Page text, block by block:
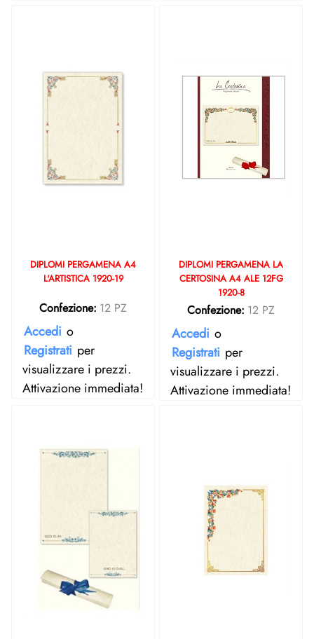
DIPLOMI PERGAMENA A4
L'ARTISTICA 1920-19
Confezione: 12 PZ
Accedi o
Registrati per
visualizzare i prezzi.
Attivazione immediata!
DIPLOMI PERGAMENA LA
CERTOSINA A4 ALE 12FG
1920-8
Confezione: 12 PZ
Accedi o
Registrati per
visualizzare i prezzi.
Attivazione immediata!